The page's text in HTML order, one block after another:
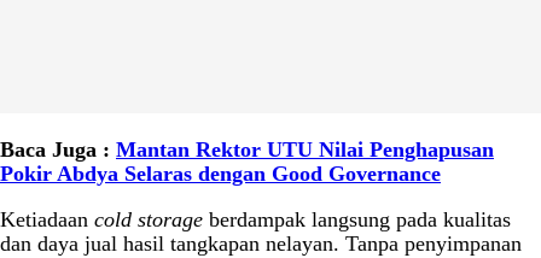
Baca Juga : Mantan Rektor UTU Nilai Penghapusan
Pokir Abdya Selaras dengan Good Governance
Ketiadaan cold storage berdampak langsung pada kualitas
dan daya jual hasil tangkapan nelayan. Tanpa penyimpanan